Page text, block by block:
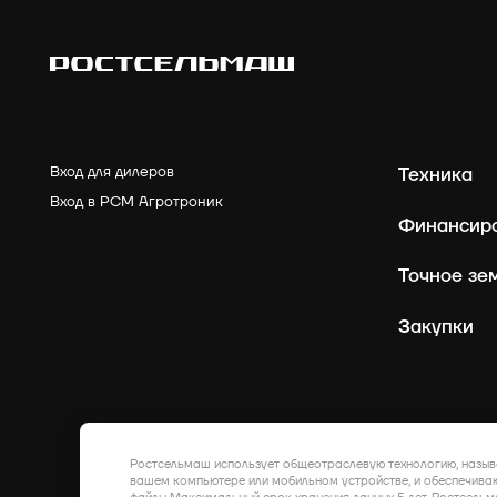
Вход для дилеров
Вход в РСМ Агротроник
Техника
Точное
Закупки
Ростсельмаш использует общеотраслевую технологию,
вашем компьютере или мобильном устройстве, и